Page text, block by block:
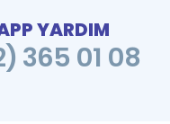
YARDIM
365 01 08